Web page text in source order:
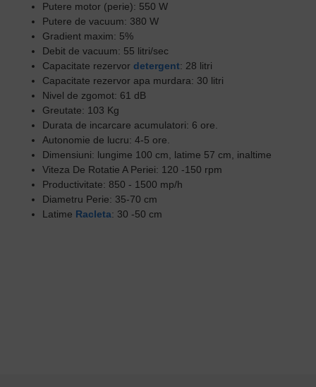
Putere motor (perie): 550 W
Putere de vacuum: 380 W
Gradient maxim: 5%
Debit de vacuum: 55 litri/sec
Capacitate rezervor detergent: 28 litri
Capacitate rezervor apa murdara: 30 litri
Nivel de zgomot: 61 dB
Greutate: 103 Kg
Durata de incarcare acumulatori: 6 ore.
Autonomie de lucru: 4-5 ore.
Dimensiuni: lungime 100 cm, latime 57 cm, inaltime
Viteza De Rotatie A Periei: 120 -150 rpm
Productivitate: 850 - 1500 mp/h
Diametru Perie: 35-70 cm
Latime Racleta: 30 -50 cm